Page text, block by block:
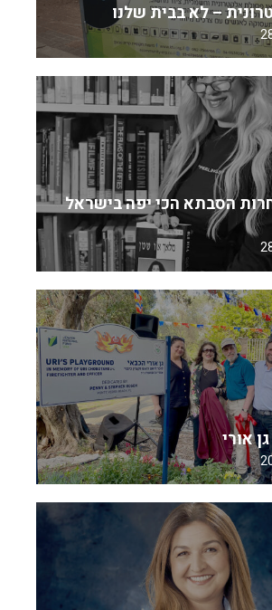
– לא בבית שלנו
הסבתא הכי יפה בישראל
אורי